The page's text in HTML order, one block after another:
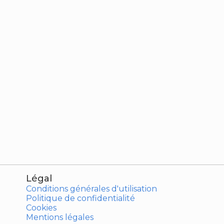
Légal
Conditions générales d'utilisation
Politique de confidentialité
Cookies
Mentions légales